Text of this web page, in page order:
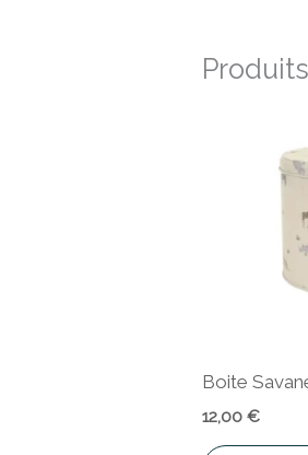
Boite
12,00€